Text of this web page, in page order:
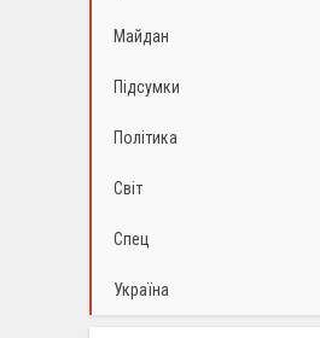
Майдан
Підсумки
Політика
Світ
Спец
Україна